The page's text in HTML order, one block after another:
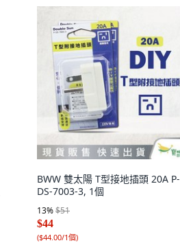
BWW 雙太陽 T型接地插頭 20A P-
DS-7003-3, 1個
13%$51
$44
($44.00/1個)